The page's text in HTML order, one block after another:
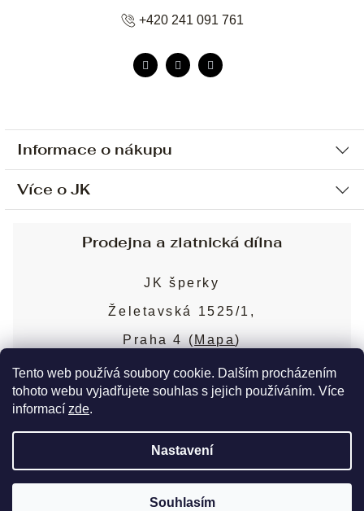
Tento web používá soubory cookie. Dalším procházením
tohoto webu vyjadřujete souhlas s jejich používáním. Více
informací zde.
Nastavení
Souhlasím
Informace o nákupu
Ochrana osobních údajů
Sjednání osobní schůzky
Obchodní podmínky
Puncovní značky
Více o JK
Blog
Nejčastější dotazy
+420 241 091 761
Prodejna a zlatnická dílna
JK šperky
Želetavská 1525/1,
Praha 4 (Mapa)
Více o prodejně
Copyright 2026JK šperky. Všechna práva
Upravit nastavení cookies